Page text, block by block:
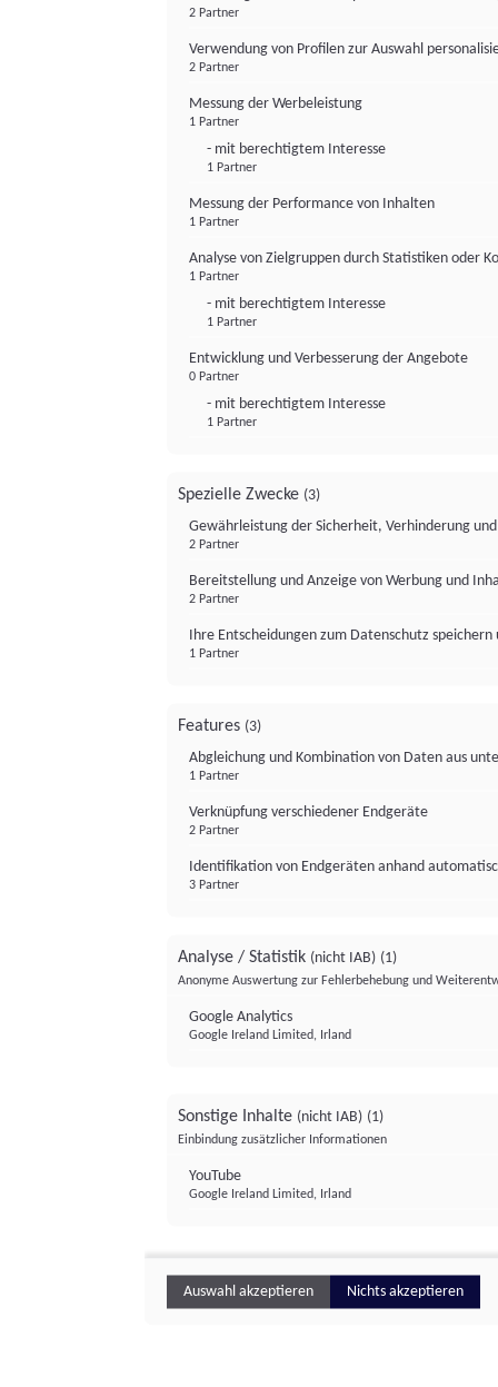
2 Partner
Verwendung von Profilen zur Auswahl
2 Partner
Messung der Werbeleistung
1 Partner
- mit berechtigtem Interesse
1 Partner
Messung der Performance von Inhalten
1 Partner
Analyse von Zielgruppen durch Statistiken oder
1 Partner
- mit berechtigtem Interesse
1 Partner
Entwicklung und Verbesserung der Angebote
0 Partner
- mit berechtigtem Interesse
1 Partner
Spezielle Zwecke (3)
Gewährleistung der Sicherheit, Verhinderung
2 Partner
Bereitstellung und Anzeige von Werbung und
2 Partner
Ihre Entscheidungen zum Datenschutz
1 Partner
Features (3)
Abgleichung und Kombination von Daten aus
1 Partner
Verknüpfung verschiedener Endgeräte
2 Partner
Identifikation von Endgeräten anhand
3 Partner
Analyse / Statistik (nicht IAB) (1)
Anonyme Auswertung zur Fehlerbehebung und
Google Analytics
Google Ireland Limited, Irland
Sonstige Inhalte (nicht IAB) (1)
Einbindung zusätzlicher Informationen
YouTube
Google Ireland Limited, Irland
Auswahl akzeptieren Nichts akzeptieren